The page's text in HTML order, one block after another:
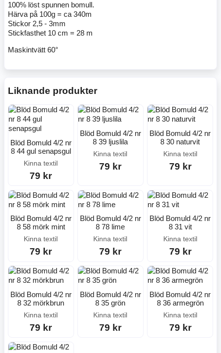
100% löst spunnen bomull.
Härva på 100g = ca 340m
Stickor 2,5 - 3mm
Stickfasthet 10 cm = 28 m
Maskintvätt 60°
Liknande produkter
Blöd Bomuld 4/2 nr
8 44 gul senapsgul
Kinna textil
79 kr
Blöd Bomuld 4/2 nr
8 39 ljuslila
Kinna textil
79 kr
Blöd Bomuld 4/2 nr
8 30 naturvit
Kinna textil
79 kr
Blöd Bomuld 4/2 nr
8 58 mörk mint
Kinna textil
79 kr
Blöd Bomuld 4/2 nr
8 78 lime
Kinna textil
79 kr
Blöd Bomuld 4/2 nr
8 31 vit
Kinna textil
79 kr
Blöd Bomuld 4/2 nr
8 32 mörkbrun
Kinna textil
79 kr
Blöd Bomuld 4/2 nr
8 35 grön
Kinna textil
79 kr
Blöd Bomuld 4/2 nr
8 36 armegrön
Kinna textil
79 kr